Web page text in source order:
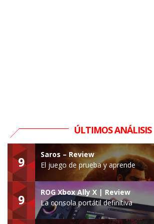
ÚLTIMOS ANÁLISIS
9
Saros – Review
El juego de prueba y aprende
9
ROG Xbox Ally X | Review
La consola portátil definitiva